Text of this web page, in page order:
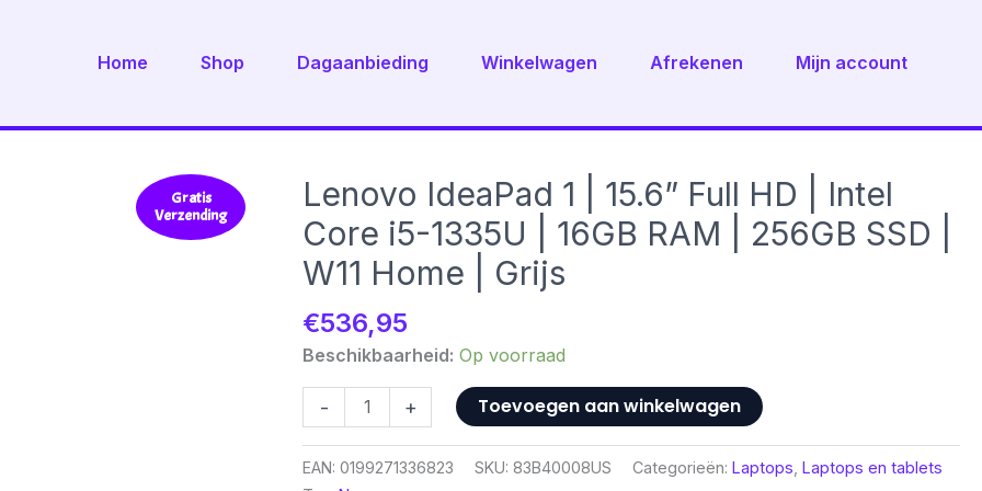
Home Shop Dagaanbieding Winkelwagen Afrekenen Mijn account
Gratis
Verzending
Lenovo IdeaPad 1 | 15.6” Full HD | Intel
Core i5-1335U | 16GB RAM | 256GB SSD |
W11 Home | Grijs
€536,95
Beschikbaarheid: Op voorraad
-
Lenovo
IdeaPad
1
|
+ Toevoegen aan winkelwagen
EAN:0199271336823 SKU: 83B40008US Categorieën:Laptops ,Laptops en tablets